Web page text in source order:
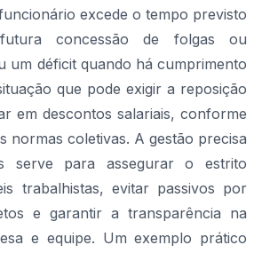
excede o tempo previsto
concessão de folgas ou
um déficit quando há cumprimento
que pode exigir a reposição
em descontos salariais, conforme
normas coletivas. A gestão precisa
serve para assegurar o estrito
trabalhistas, evitar passivos por
e garantir a transparência na
e equipe. Um exemplo prático